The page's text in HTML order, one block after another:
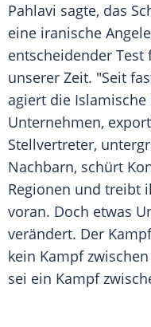
Pahlavi sagte, das
eine iranische
entscheidender
unserer Zeit. "Seit
agiert die
Unternehmen,
Stellvertreter,
Nachbarn, schürt
Regionen und treibt
voran. Doch etwas
verändert. Der
kein Kampf
sei ein Kampf